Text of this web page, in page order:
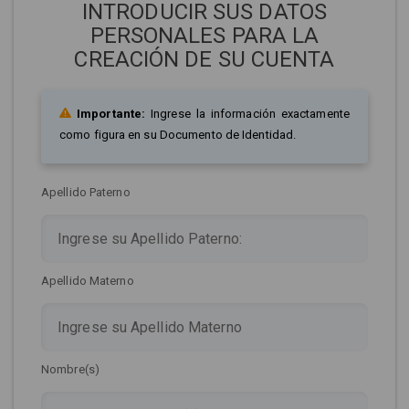
INTRODUCIR SUS DATOS
PERSONALES PARA LA
CREACIÓN DE SU CUENTA
Importante: Ingrese la información exactamente
como figura en su Documento de Identidad.
Apellido Paterno
Apellido Materno
Nombre(s)